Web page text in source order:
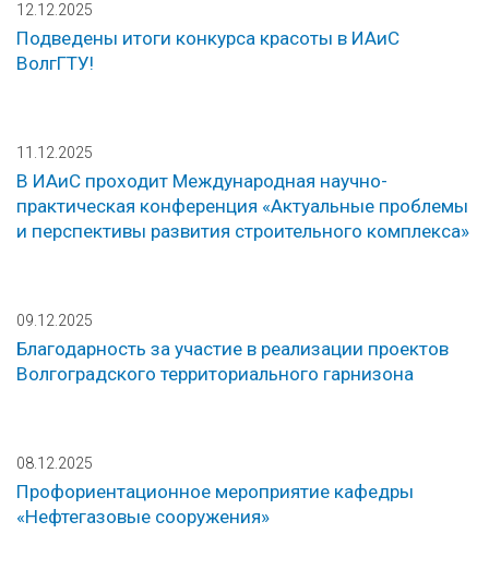
12.12.2025
Подведены итоги конкурса красоты в ИАиС
ВолгГТУ!
11.12.2025
В ИАиС проходит Международная научно-
практическая конференция «Актуальные проблемы
и перспективы развития строительного комплекса»
09.12.2025
Благодарность за участие в реализации проектов
Волгоградского территориального гарнизона
08.12.2025
Профориентационное мероприятие кафедры
«Нефтегазовые сооружения»